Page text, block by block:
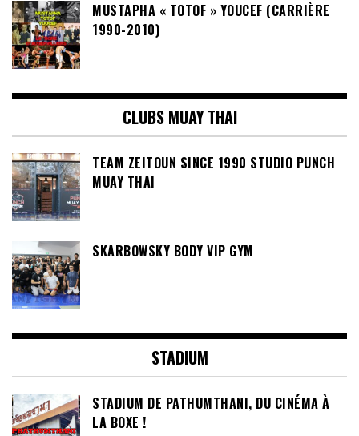
MUSTAPHA « TOTOF » YOUCEF (CARRIÈRE
1990-2010)
CLUBS MUAY THAI
TEAM ZEITOUN SINCE 1990 STUDIO PUNCH
MUAY THAI
SKARBOWSKY BODY VIP GYM
STADIUM
STADIUM DE PATHUMTHANI, DU CINÉMA À
LA BOXE !